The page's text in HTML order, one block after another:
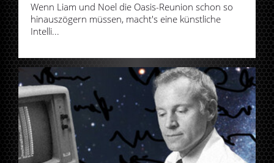
Wenn Liam und Noel die Oasis-Reunion schon so
hinauszögern müssen, macht's eine künstliche
Intelli...